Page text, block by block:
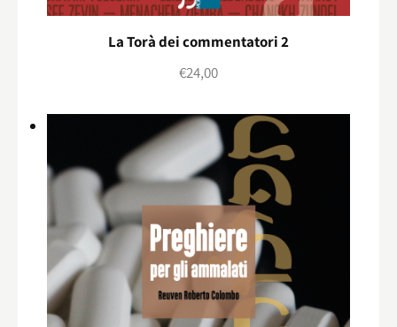
La Torà dei commentatori 2
€24,00